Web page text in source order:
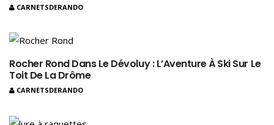
CARNETSDERANDO
Rocher Rond Dans Le Dévoluy : L’Aventure À Ski Sur Le
Toit De La Drôme
CARNETSDERANDO